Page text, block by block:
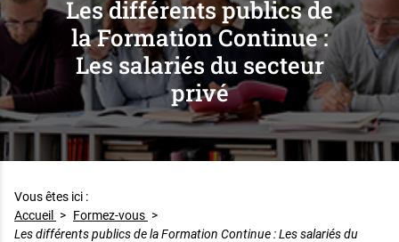
Les différents publics de
la Formation Continue :
Les salariés du secteur
privé
Vous êtes ici :
Accueil
> Formez-vous >
Les différents publics de la Formation Continue : Les salariés du